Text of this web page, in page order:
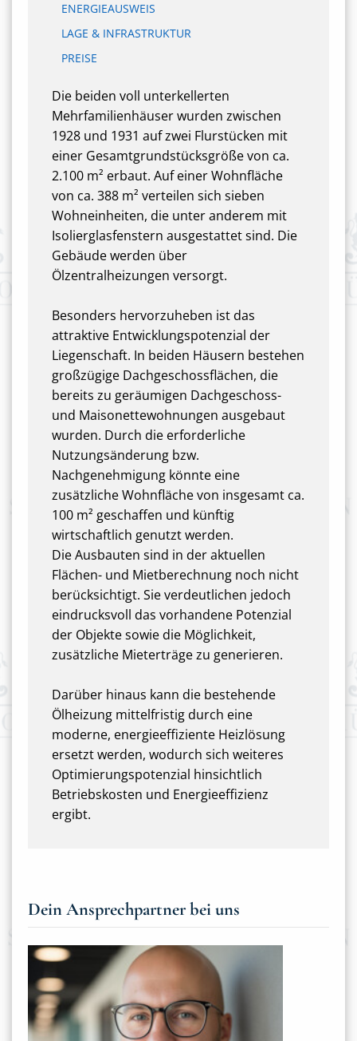
ENERGIEAUSWEIS
LAGE & INFRASTRUKTUR
PREISE
Die beiden voll unterkellerten
Mehrfamilienhäuser wurden zwischen
1928 und 1931 auf zwei Flurstücken mit
einer Gesamtgrundstücksgröße von ca.
2.100 m² erbaut. Auf einer Wohnfläche
von ca. 388 m² verteilen sich sieben
Wohneinheiten, die unter anderem mit
Isolierglasfenstern ausgestattet sind. Die
Gebäude werden über
Ölzentralheizungen versorgt.
Besonders hervorzuheben ist das
attraktive Entwicklungspotenzial der
Liegenschaft. In beiden Häusern bestehen
großzügige Dachgeschossflächen, die
bereits zu geräumigen Dachgeschoss-
und Maisonettewohnungen ausgebaut
wurden. Durch die erforderliche
Nutzungsänderung bzw.
Nachgenehmigung könnte eine
zusätzliche Wohnfläche von insgesamt ca.
100 m² geschaffen und künftig
wirtschaftlich genutzt werden.
Die Ausbauten sind in der aktuellen
Flächen- und Mietberechnung noch nicht
berücksichtigt. Sie verdeutlichen jedoch
eindrucksvoll das vorhandene Potenzial
der Objekte sowie die Möglichkeit,
zusätzliche Mieterträge zu generieren.
Darüber hinaus kann die bestehende
Ölheizung mittelfristig durch eine
moderne, energieeffiziente Heizlösung
ersetzt werden, wodurch sich weiteres
Optimierungspotenzial hinsichtlich
Betriebskosten und Energieeffizienz
ergibt.
Dein Ansprechpartner bei uns